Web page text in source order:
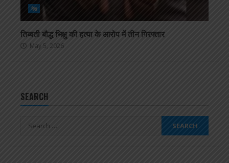
देश
तिब्बती बौद्ध भिक्षु की हत्या के आरोप में तीन गिरफ्तार
May 5, 2026
SEARCH
Search